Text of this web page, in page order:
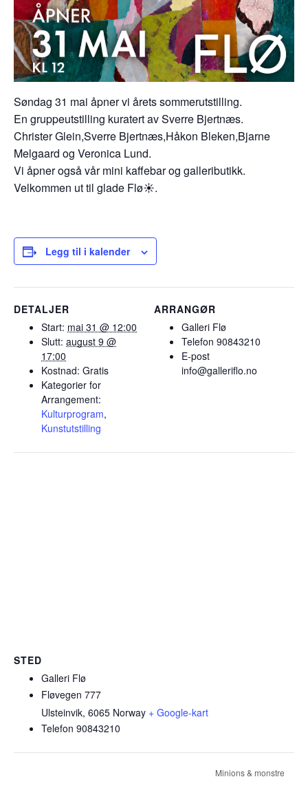
Søndag 31 mai åpner vi årets sommerutstilling.
En gruppeutstilling kuratert av Sverre Bjertnæs.
Christer Glein,Sverre Bjertnæs,Håkon Bleken,Bjarne
Melgaard og Veronica Lund.
Vi åpner også vår mini kaffebar og galleributikk.
Velkommen ut til glade Flø☀️.
Legg til i kalender
DETALJER
Start: mai 31 @ 12:00
Slutt: august 9 @
17:00
Kostnad: Gratis
Kategorier for
Arrangement:
Kulturprogram,
Kunstutstilling
ARRANGØR
Galleri Flø
Telefon 90843210
E-post
info@galleriflo.no
STED
Galleri Flø
Fløvegen 777
Ulsteinvik, 6065 Norway + Google-kart
Telefon 90843210
Minions & monstre